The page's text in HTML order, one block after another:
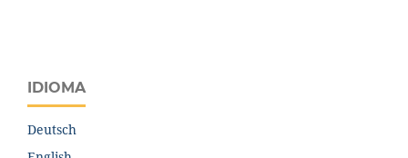
IDIOMA
Deutsch